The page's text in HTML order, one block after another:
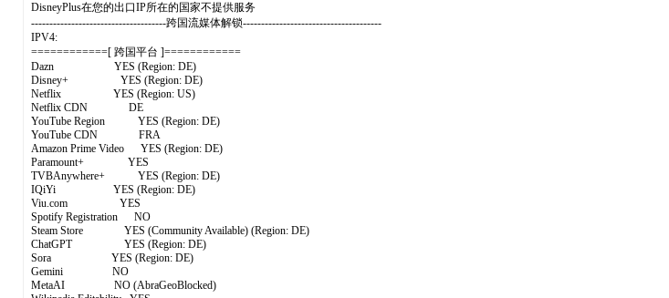
DisneyPlus在您的出口IP所在的国家不提供服务
-------------------------------------跨国流媒体解锁--------------------------------------
IPV4:
============[ 跨国平台 ]============
Dazn YES (Region: DE)
Disney+ YES (Region: DE)
Netflix YES (Region: US)
Netflix CDN DE
YouTube Region YES (Region: DE)
YouTube CDN FRA
Amazon Prime Video YES (Region: DE)
Paramount+ YES
TVBAnywhere+ YES (Region: DE)
IQiYi YES (Region: DE)
Viu.com YES
Spotify Registration NO
Steam Store YES (Community Available) (Region: DE)
ChatGPT YES (Region: DE)
Sora YES (Region: DE)
Gemini NO
MetaAI NO (AbraGeoBlocked)